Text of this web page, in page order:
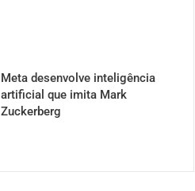
Meta desenvolve inteligência
artificial que imita Mark
Zuckerberg